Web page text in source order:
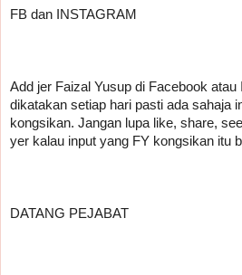
FB dan INSTAGRAM
Add jer Faizal Yusup di Facebook atau
dikatakan setiap hari pasti ada sahaja
kongsikan. Jangan lupa like, share,
yer kalau input yang FY kongsikan itu
DATANG PEJABAT